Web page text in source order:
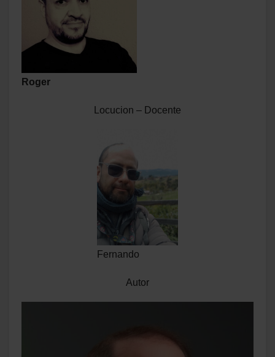
Roger
Locucion – Docente
Fernando
Autor